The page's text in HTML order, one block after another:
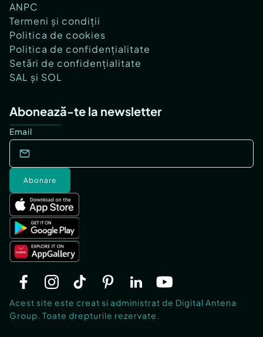
ANPC
Termeni și condiții
Politica de cookies
Politica de confidențialitate
Setări de confidențialitate
SAL și SOL
Abonează-te la newsletter
Email
Abonare
Acest site este creat si administrat de Digital Antena
Group. Toate drepturile rezervate.